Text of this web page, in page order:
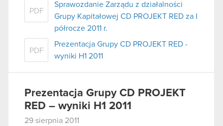
PDF
Sprawozdanie Zarządu z działalności
Grupy Kapitałowej CD PROJEKT RED za I
półrocze 2011 r.
PDF
Prezentacja Grupy CD PROJEKT RED -
wyniki H1 2011
Prezentacja Grupy CD PROJEKT
RED – wyniki H1 2011
29 sierpnia 2011